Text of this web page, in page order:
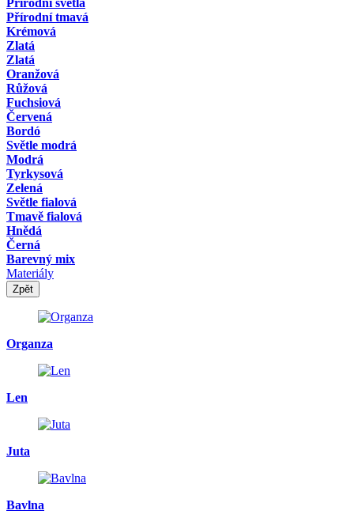
Přírodní světlá
Přírodní tmavá
Krémová
Zlatá
Zlatá
Oranžová
Růžová
Fuchsiová
Červená
Bordó
Světle modrá
Modrá
Tyrkysová
Zelená
Světle fialová
Tmavě fialová
Hnědá
Černá
Barevný mix
Materiály
Zpět
Organza
Len
Juta
Bavlna